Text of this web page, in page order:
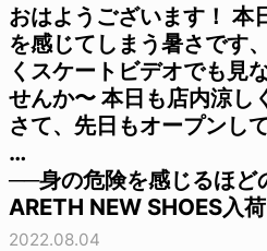
おはようございます！ 本
を感じてしまう暑さです
くスケートビデオでも見
せんか〜 本日も店内涼し
さて、先日もオープンし
…
──身の危険を感じるほど
ARETH NEW SHOES入荷
2022.08.04